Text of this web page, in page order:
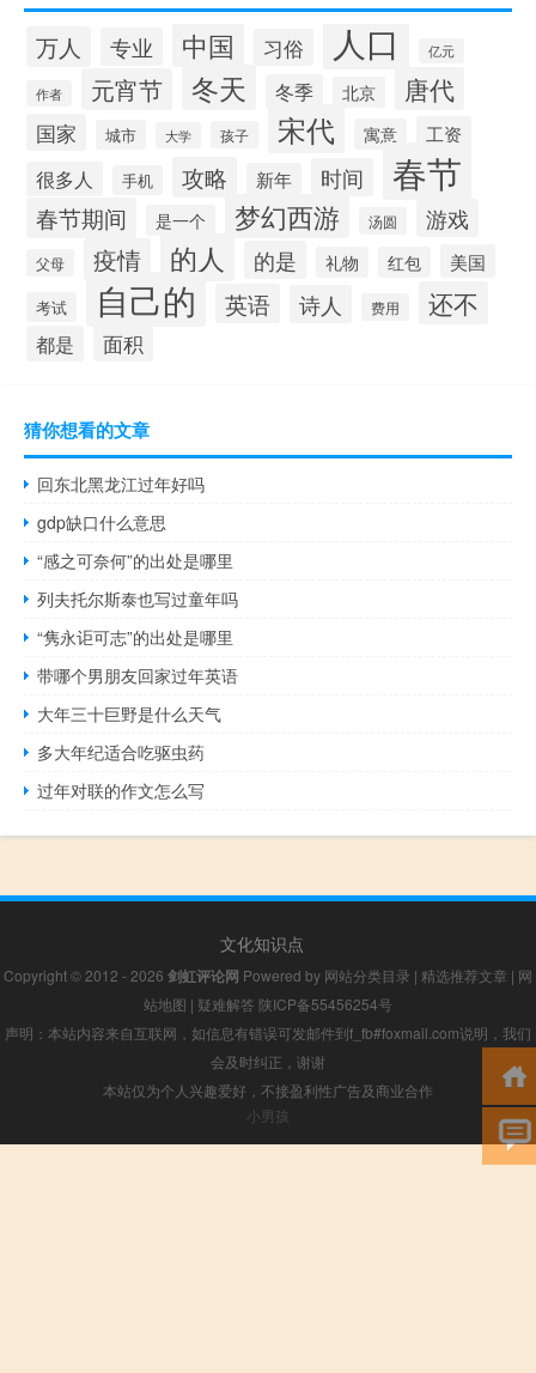
万人 专业 中国 习俗 人口 亿元
作者 元宵节 冬天 冬季 北京 唐代
国家 城市 大学 孩子 宋代 寓意 工资
很多人 手机 攻略 新年 时间 春节
春节期间 是一个 梦幻西游 汤圆 游戏
父母 疫情 的人 的是 礼物 红包 美国
考试 自己的 英语 诗人 费用 还不
都是 面积
猜你想看的文章
回东北黑龙江过年好吗
gdp缺口什么意思
“感之可奈何”的出处是哪里
列夫托尔斯泰也写过童年吗
“隽永讵可志”的出处是哪里
带哪个男朋友回家过年英语
大年三十巨野是什么天气
多大年纪适合吃驱虫药
过年对联的作文怎么写
文化知识点
Copyright © 2012 - 2026 剑虹评论网 Powered by 网站分类目录 | 精选推荐文章 | 网
站地图 | 疑难解答 陕ICP备55456254号
声明：本站内容来自互联网，如信息有错误可发邮件到f_fb#foxmail.com说明，我们
会及时纠正，谢谢
本站仅为个人兴趣爱好，不接盈利性广告及商业合作
小男孩